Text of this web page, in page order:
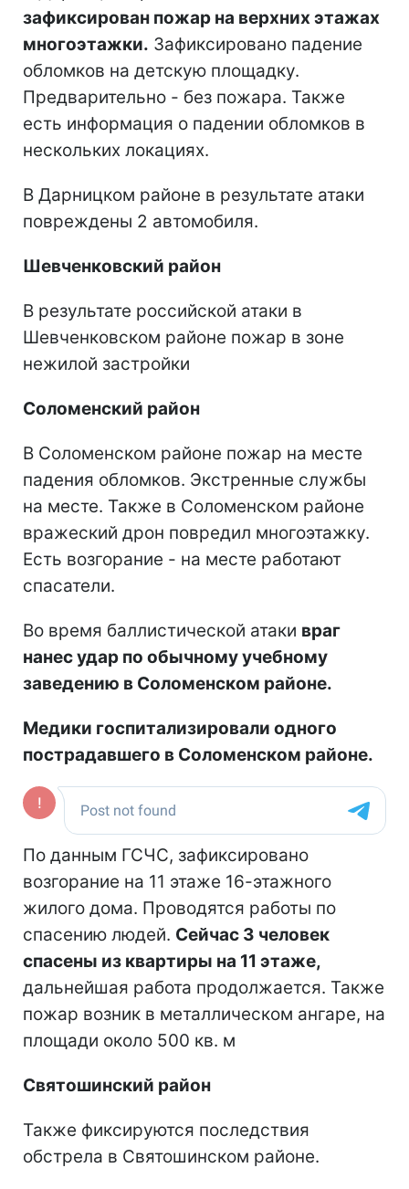
зафиксирован пожар на верхних этажах
многоэтажки. Зафиксировано падение
обломков на детскую площадку.
Предварительно - без пожара. Также
есть информация о падении обломков в
нескольких локациях.
В Дарницком районе в результате атаки
повреждены 2 автомобиля.
Шевченковский район
В результате российской атаки в
Шевченковском районе пожар в зоне
нежилой застройки
Соломенский район
В Соломенском районе пожар на месте
падения обломков. Экстренные службы
на месте. Также в Соломенском районе
вражеский дрон повредил многоэтажку.
Есть возгорание - на месте работают
спасатели.
Во время баллистической атаки враг
нанес удар по обычному учебному
заведению в Соломенском районе.
Медики госпитализировали одного
пострадавшего в Соломенском районе.
По данным ГСЧС, зафиксировано
возгорание на 11 этаже 16-этажного
жилого дома. Проводятся работы по
спасению людей. Сейчас 3 человек
спасены из квартиры на 11 этаже,
дальнейшая работа продолжается. Также
пожар возник в металлическом ангаре, на
площади около 500 кв. м
Святошинский район
Также фиксируются последствия
обстрела в Святошинском районе.